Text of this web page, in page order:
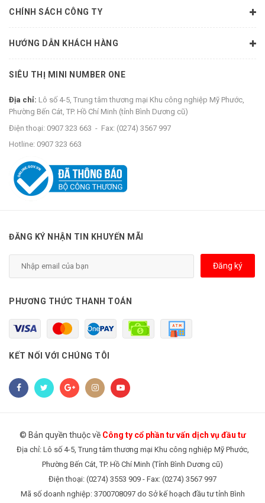
CHÍNH SÁCH CÔNG TY
HƯỚNG DẪN KHÁCH HÀNG
SIÊU THỊ MINI NUMBER ONE
Địa chỉ: Lô số 4-5, Trung tâm thương mại Khu công nghiệp Mỹ Phước,
Phường Bến Cát, TP. Hồ Chí Minh (tỉnh Bình Dương cũ)
Điện thoại: 0907 323 663 - Fax: (0274) 3567 997
Hotline: 0907 323 663
ĐĂNG KÝ NHẬN TIN KHUYẾN MÃI
Đăng ký
PHƯƠNG THỨC THANH TOÁN
KẾT NỐI VỚI CHÚNG TÔI
© Bản quyền thuộc về Công ty cổ phần tư vấn dịch vụ đầu tư
Địa chỉ: Lô số 4-5, Trung tâm thương mại Khu công nghiệp Mỹ Phước,
Phường Bến Cát, TP. Hồ Chí Minh (Tỉnh Bình Dương cũ)
Điện thoại: (0274) 3553 909 - Fax: (0274) 3567 997
Mã số doanh nghiệp: 3700708097 do Sở kế hoạch đầu tư tỉnh Bình